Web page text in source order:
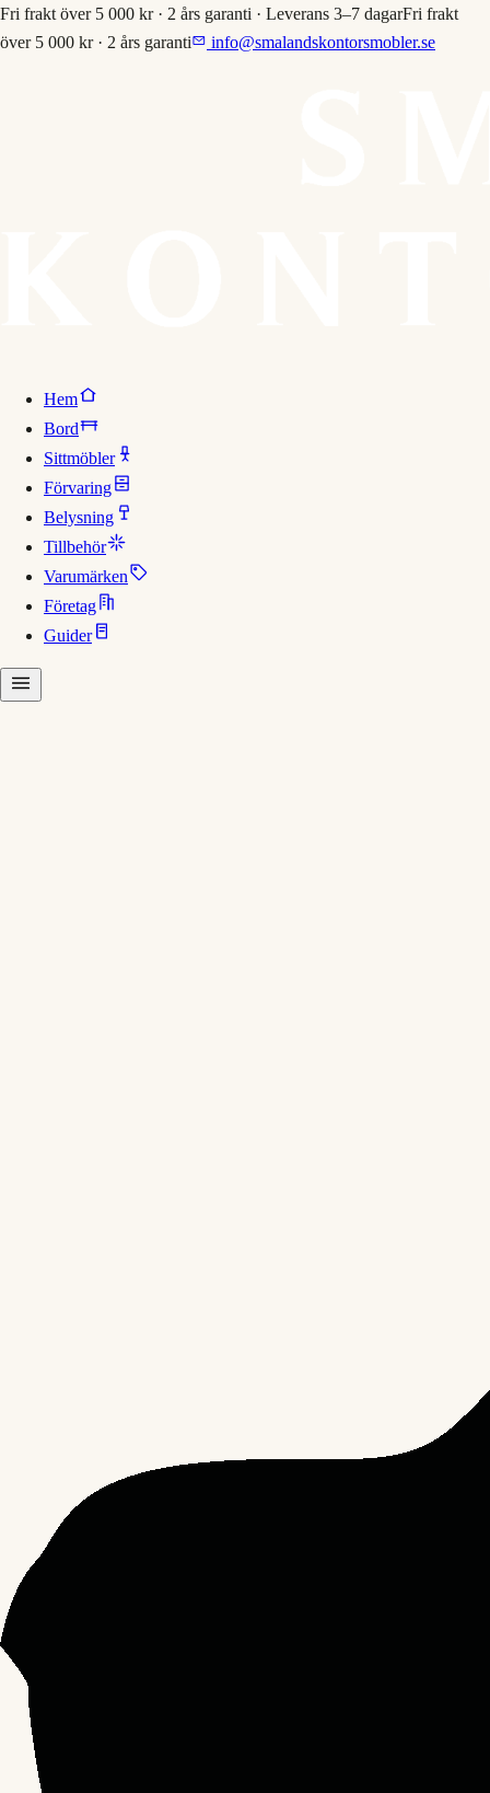
Fri frakt över 5 000 kr · 2 års garanti · Leverans 3–7 dagarFri frakt
över 5 000 kr · 2 års garanti
info@smalandskontorsmobler.se
Hem
Bord
Sittmöbler
Förvaring
Belysning
Tillbehör
Varumärken
Företag
Guider